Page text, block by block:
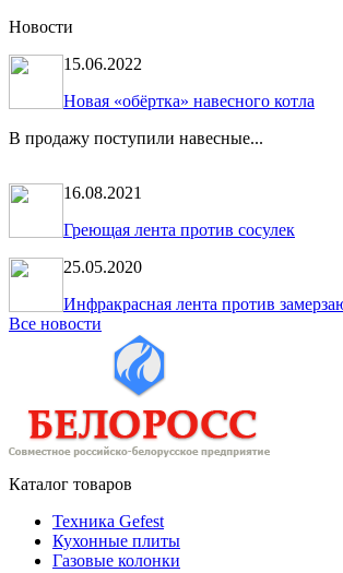
Новости
15.06.2022
Новая «обёртка» навесного котла
В продажу поступили навесные...
16.08.2021
Греющая лента против сосулек
25.05.2020
Инфракрасная лента против
Все новости
Каталог товаров
Техника Gefest
Кухонные плиты
Газовые колонки